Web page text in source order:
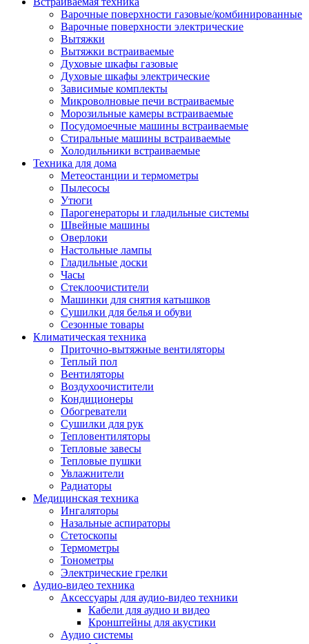
Кабели для аудио и видео
Кронштейны для акустики
Магнитолы
Музыкальные центры
Диктофоны
Домашние кинотеатры
Игровые приставки и аксессуары
Аксессуары к игровым
Музыкальные инструменты
Аксессуары эми
Ди-джейское оборудование
Плееры blu-ray и dvd
Проекционное оборудование
Аксессуары для проекционного
Интерактивные доски
Кронштейны для проекторов
Проекторы
Экраны
Магнитно-маркерные доски
Радиобудильники
Радиоприемники
Саундбары
Системы и компоненты hi-fi
Компоненты hi-fi
Плееры и аксессуары
Плееры
Фото и видеокамеры
Фотоаппараты
Зеркальные фотоаппараты
Экшн-камеры
Аксессуары для фото- видео техники
Штативы
Чехлы и сумки
Другое
Фоторамки
Аксессуары
Для воздухоочистителей и
Варочные поверхности газовые/комбинированные
Варочные поверхности электрические
Вытяжки
Вытяжки встраиваемые
Духовые шкафы газовые
Духовые шкафы электрические
Зависимые комплекты
Микроволновые печи встраиваемые
Морозильные камеры встраиваемые
Посудомоечные машины встраиваемые
Стиральные машины встраиваемые
Холодильники встраиваемые
Техника для дома
Метеостанции и термометры
Пылесосы
Утюги
Парогенераторы и гладильные системы
Швейные машины
Оверлоки
Настольные лампы
Гладильные доски
Часы
Стеклоочистители
Машинки для снятия катышков
Сушилки для белья и обуви
Сезонные товары
Климатическая техника
Приточно-вытяжные вентиляторы
Теплый пол
Вентиляторы
Воздухоочистители
Кондиционеры
Обогреватели
Сушилки для рук
Тепловентиляторы
Тепловые завесы
Тепловые пушки
Увлажнители
Радиаторы
Медицинская техника
Ингаляторы
Назальные аспираторы
Стетоскопы
Термометры
Тонометры
Электрические грелки
Аудио-видео техника
Аксессуары для аудио-видео техники
Кабели для аудио и видео
Кронштейны для акустики
Аудио системы